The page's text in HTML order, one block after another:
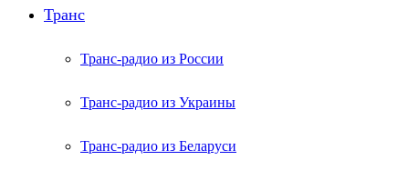
Транс
Транс-радио из России
Транс-радио из Украины
Транс-радио из Беларуси